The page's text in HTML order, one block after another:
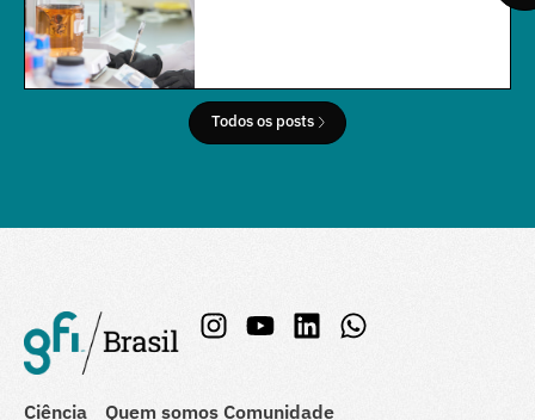
Todos os posts
Ciência Quem somos Comunidade